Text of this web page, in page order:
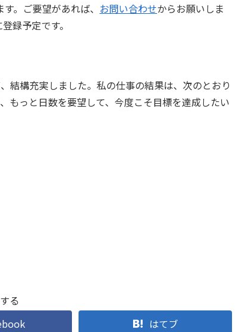
。ご要望があれば、 お問い合わせからお願いしま
録予定です。
結構充実しました。私の仕事の結果は、次のとおり
もっと日数を要望して、今度こそ目標を達成したい
る
はてブ